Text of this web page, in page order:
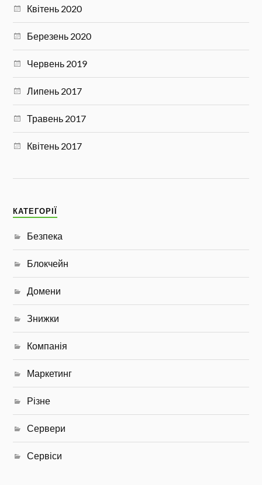
Квітень 2020
Березень 2020
Червень 2019
Липень 2017
Травень 2017
Квітень 2017
КАТЕГОРІЇ
Безпека
Блокчейн
Домени
Знижки
Компанія
Маркетинг
Різне
Сервери
Сервіси